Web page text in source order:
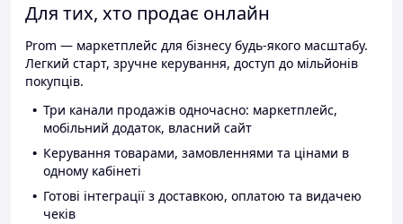
Для тих, хто продає онлайн
Prom — маркетплейс для бізнесу будь-якого масштабу.
Легкий старт, зручне керування, доступ до мільйонів
покупців.
Три канали продажів одночасно: маркетплейс,
мобільний додаток, власний сайт
Керування товарами, замовленнями та цінами в
одному кабінеті
Готові інтеграції з доставкою, оплатою та видачею
чеків